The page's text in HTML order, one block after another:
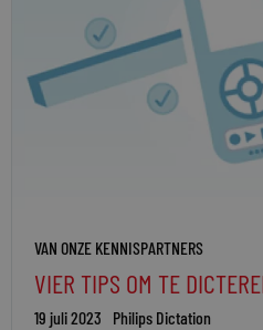
VAN ONZE KENNISPARTNERS
VIER TIPS OM TE
19 juli 2023 Philips Dictation